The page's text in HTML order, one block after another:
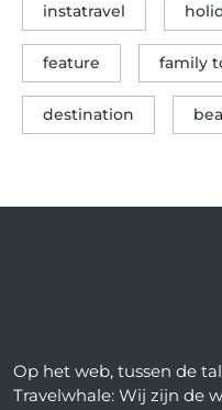
instatravel
feature family
destination
Op het web, tussen de
Travelwhale: Wij zijn de